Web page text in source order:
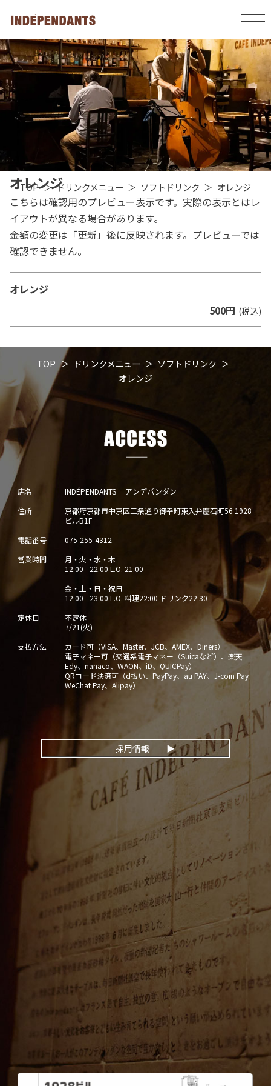
TOP ドリンクメニュー ソフトドリンク オレンジ
オレンジ
こちらは確認用のプレビュー表示です。実際の表示とはレ
イアウトが異なる場合があります。
金額の変更は「更新」後に反映されます。プレビューでは
確認できません。
オレンジ
500円 (税込)
TOP ドリンクメニュー
ソフトドリンク
オレンジ
店名
INDÉPENDANTS アンデパンダン
住所
京都府京都市中京区三条通り御幸町東入弁慶石町56 1928
ビルB1F
電話番号
075-255-4312
営業時間
月・火・水・木
12:00 - 22:00 L.O. 21:00
金・土・日・祝日
12:00 - 23:00 L.O. 料理22:00 ドリンク22:30
定休日
不定休
7/21(火)
支払方法
カード可（VISA、Master、JCB、AMEX、Diners）
電子マネー可（交通系電子マネー（Suicaなど）、楽天
Edy、nanaco、WAON、iD、QUICPay）
QRコード決済可（d払い、PayPay、au PAY、J-coin Pay
WeChat Pay、Alipay）
採用情報 ▶